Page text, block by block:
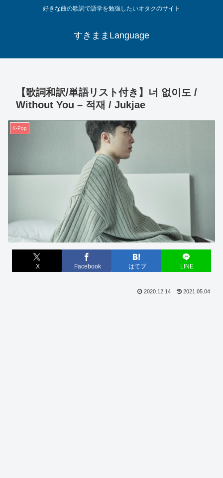
好きな曲の歌詞で語学を勉強したいオタクのサイト
すきままLanguage
【歌詞和訳/単語リスト付き】너 없이도 /
Without You – 적재 / Jukjae
K-Pop
X Facebook はてブ LINE
2020.12.14 2021.05.04